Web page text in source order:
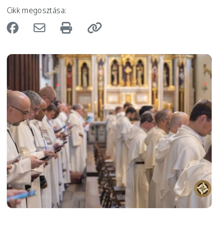
Cikk megosztása:
Image